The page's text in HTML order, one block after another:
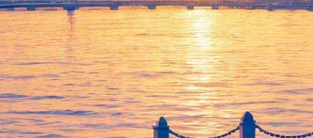
Юрий Мамин расскажет о
продолжении фильма «Окно
в Париж» и ответит на